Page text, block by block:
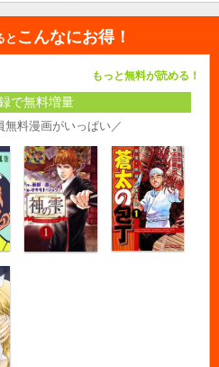
と こんなにお得！
もっと無料が読める！
で無料増量
無料漫画がいっぱい／